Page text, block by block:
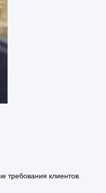
требования клиентов.